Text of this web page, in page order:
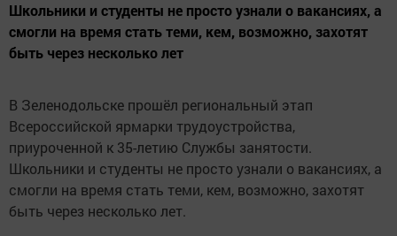
Школьники и студенты не просто узнали о вакансиях, а
смогли на время стать теми, кем, возможно, захотят
быть через несколько лет
В Зеленодольске прошёл региональный этап
Всероссийской ярмарки трудоустройства,
приуроченной к 35-летию Службы занятости.
Школьники и студенты не просто узнали о вакансиях, а
смогли на время стать теми, кем, возможно, захотят
быть через несколько лет.